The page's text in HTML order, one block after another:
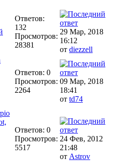
Ответов:
132
Просмотров:
28381
29 Мар, 2018
16:12
от diezzell
Ответов: 0
Просмотров:
2264
09 Мар, 2018
18:41
от td74
Ответов: 0
Просмотров:
5517
24 Фев, 2012
21:48
от Astrov